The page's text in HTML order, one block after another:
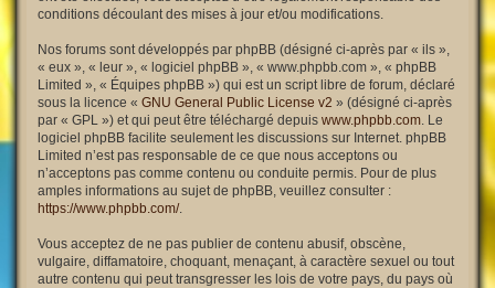
conditions découlant des mises à jour et/ou modifications.
Nos forums sont développés par phpBB (désigné ci-après par « ils »,
« eux », « leur », « logiciel phpBB », « www.phpbb.com », « phpBB
Limited », « Équipes phpBB ») qui est un script libre de forum, déclaré
sous la licence « GNU General Public License v2 » (désigné ci-après
par « GPL ») et qui peut être téléchargé depuis www.phpbb.com. Le
logiciel phpBB facilite seulement les discussions sur Internet. phpBB
Limited n’est pas responsable de ce que nous acceptons ou
n’acceptons pas comme contenu ou conduite permis. Pour de plus
amples informations au sujet de phpBB, veuillez consulter :
https://www.phpbb.com/.
Vous acceptez de ne pas publier de contenu abusif, obscène,
vulgaire, diffamatoire, choquant, menaçant, à caractère sexuel ou tout
autre contenu qui peut transgresser les lois de votre pays, du pays où